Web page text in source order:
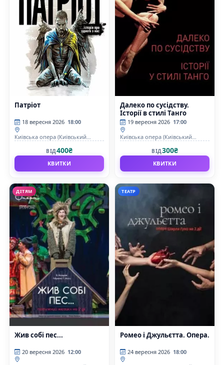
Патріот
18 вересня 2026 18:00
Київська опера (Київський
театр опери та балету для дітей
та юнацтва)
ВІД400₴
КВИТКИ
Далеко по сусідству.
Історії в стилі Танго
19 вересня 2026 17:00
Київська опера (Київський
театр опери та балету для дітей
та юнацтва)
ВІД300₴
КВИТКИ
ДІТЯМ
Жив собі пес...
20 вересня 2026 12:00
ТЕАТР
Ромео і Джульєтта. Опера.
24 вересня 2026 18:00